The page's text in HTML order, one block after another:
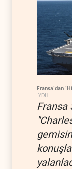
Fransa'dan
YDH
Fransa